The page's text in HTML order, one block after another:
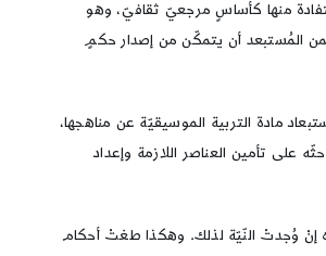
منها كأساسٍ مرجعيّ ثقافيّ، وهو
فمن المُستبعد أن يتمكّن من إصدار حكمٍ
مادة التربية الموسيقيّة عن مناهجها،
على تأمين العناصر اللازمة وإعداد
إنْ وُجدتْ النّيّة لذلك. وهكذا طغتْ أحكام